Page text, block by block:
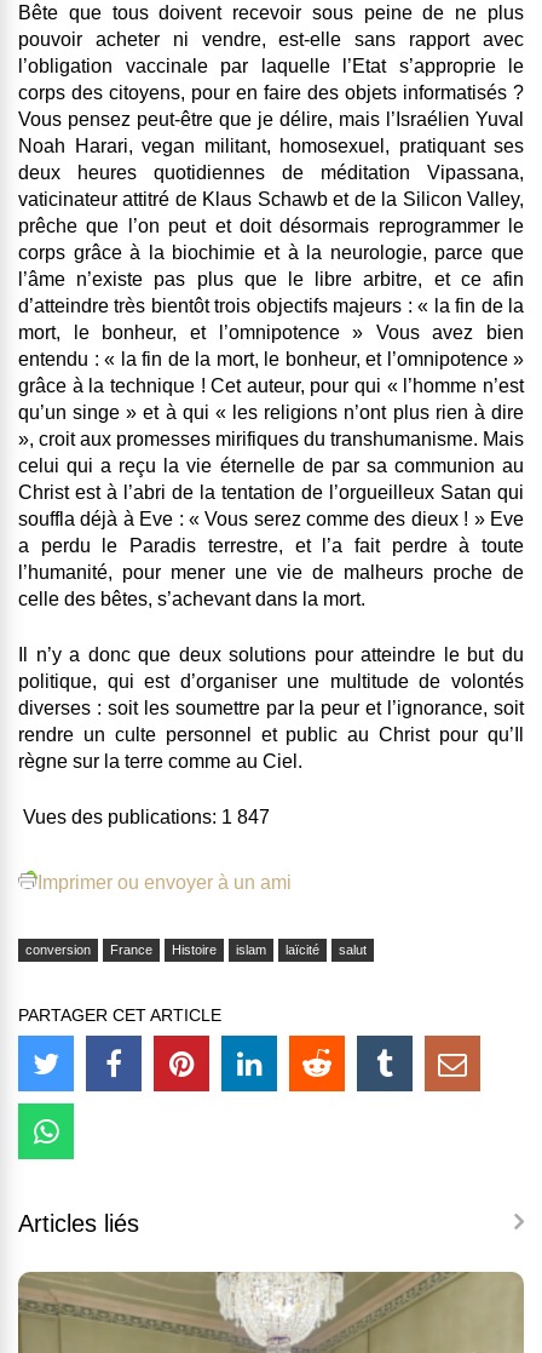
Bête que tous doivent recevoir sous peine de ne plus
pouvoir acheter ni vendre, est-elle sans rapport avec
l’obligation vaccinale par laquelle l’Etat s’approprie le
corps des citoyens, pour en faire des objets informatisés ?
Vous pensez peut-être que je délire, mais l’Israélien Yuval
Noah Harari, vegan militant, homosexuel, pratiquant ses
deux heures quotidiennes de méditation Vipassana,
vaticinateur attitré de Klaus Schawb et de la Silicon Valley,
prêche que l’on peut et doit désormais reprogrammer le
corps grâce à la biochimie et à la neurologie, parce que
l’âme n’existe pas plus que le libre arbitre, et ce afin
d’atteindre très bientôt trois objectifs majeurs : « la fin de la
mort, le bonheur, et l’omnipotence » Vous avez bien
entendu : « la fin de la mort, le bonheur, et l’omnipotence »
grâce à la technique ! Cet auteur, pour qui « l’homme n’est
qu’un singe » et à qui « les religions n’ont plus rien à dire
», croit aux promesses mirifiques du transhumanisme. Mais
celui qui a reçu la vie éternelle de par sa communion au
Christ est à l’abri de la tentation de l’orgueilleux Satan qui
souffla déjà à Eve : « Vous serez comme des dieux ! » Eve
a perdu le Paradis terrestre, et l’a fait perdre à toute
l’humanité, pour mener une vie de malheurs proche de
celle des bêtes, s’achevant dans la mort.
Il n’y a donc que deux solutions pour atteindre le but du
politique, qui est d’organiser une multitude de volontés
diverses : soit les soumettre par la peur et l’ignorance, soit
rendre un culte personnel et public au Christ pour qu’Il
règne sur la terre comme au Ciel.
Vues des publications: 1 847
Imprimer ou envoyer à un ami
conversion France Histoire islam laïcité salut
PARTAGER CET ARTICLE
Articles liés